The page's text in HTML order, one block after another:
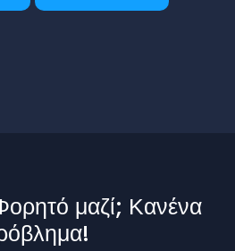
μαζί; Κανένα